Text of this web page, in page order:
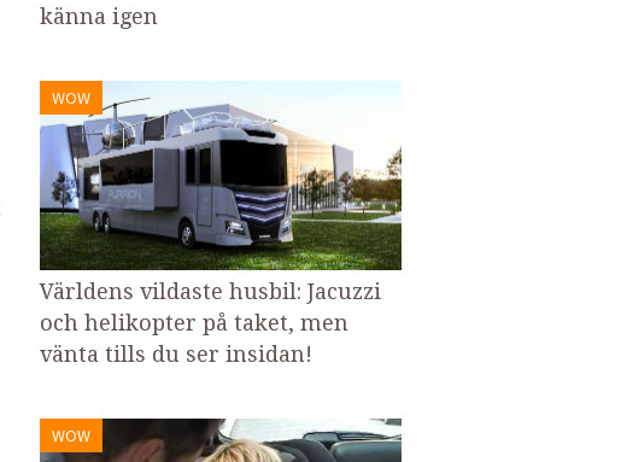
känna igen
WOW
Världens vildaste husbil: Jacuzzi
och helikopter på taket, men
vänta tills du ser insidan!
WOW